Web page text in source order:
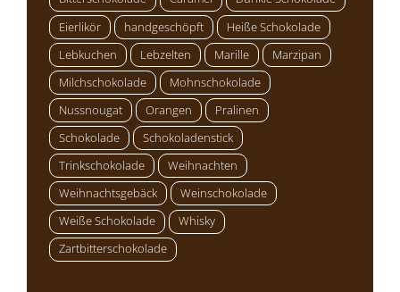
Eierlikör
handgeschöpft
Heiße Schokolade
Lebkuchen
Lebzelten Marille
Marzipan
Milchschokolade
Mohnschokolade
Nussnougat
Orangen
Pralinen
Schokolade
Schokoladenstick
Trinkschokolade
Weihnachten
Weihnachtsgebäck
Weinschokolade
Weiße Schokolade
Whisky
Zartbitterschokolade